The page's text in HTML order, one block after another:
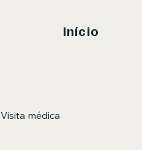
Início
Visita médica